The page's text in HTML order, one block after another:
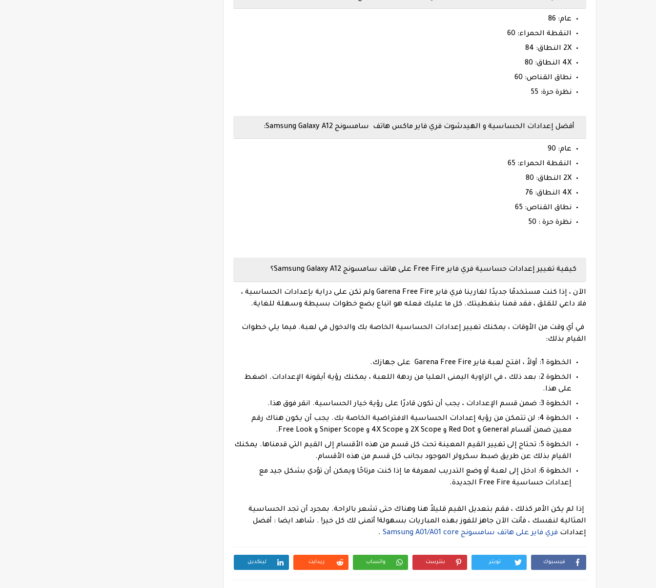
عام: 86
النقطة الحمراء: 60
2X النطاق: 84
4X النطاق: 80
نطاق القناص: 60
نظرة حرة: 55
أفضل إعدادات الحساسية و الهيدشوت فري فاير ماكس هاتف سامسونج Samsung Galaxy A12:
عام: 90
النقطة الحمراء: 65
2X النطاق: 80
4X النطاق: 76
نطاق القناص: 65
نظرة حرة : 50
كيفية تغيير إعدادات حساسية فري فاير Free Fire على هاتف سامسونج Samsung Galaxy A12؟
الآن ، إذا كنت مستخدمًا جديدًا لغارينا فري فاير Garena Free Fire ولم تكن على دراية بإعدادات الحساسية ،
فلا داعي للقلق ، فقد قمنا بتغطيتك. كل ما عليك فعله هو اتباع بضع خطوات بسيطة وسهلة للغاية.
في أي وقت من الأوقات ، يمكنك تغيير إعدادات الحساسية الخاصة بك والدخول في لعبة. فيما يلي خطوات
القيام بذلك:
الخطوة 1: أولاً ، افتح لعبة فاير Garena Free Fire على جهازك.
الخطوة 2: بعد ذلك ، في الزاوية اليمنى العليا من ردهة اللعبة ، يمكنك رؤية أيقونة الإعدادات. اضغط
على هذا.
الخطوة 3: ضمن قسم الإعدادات ، يجب أن تكون قادرًا على رؤية خيار الحساسية. انقر فوق هذا.
الخطوة 4: لن تتمكن من رؤية إعدادات الحساسية الافتراضية الخاصة بك. يجب أن يكون هناك رقم
معين ضمن أقسام General و Red Dot و 2X Scope و 4X Scope و Sniper Scope و Free Look.
الخطوة 5: تحتاج إلى تغيير القيم المعينة تحت كل قسم من هذه الأقسام إلى القيم التي قدمناها. يمكنك
القيام بذلك عن طريق ضبط سكرولر الموجود بجانب كل قسم من هذه الأقسام.
الخطوة 6: ادخل إلى لعبة أو وضع التدريب لمعرفة ما إذا كنت مرتاحًا ويمكن أن تؤدي بشكل جيد مع
إعدادات حساسية Free Fire الجديدة.
إذا لم يكن الأمر كذلك ، فقم بتعديل القيم قليلاً هنا وهناك حتى تشعر بالراحة. بمجرد أن تجد الحساسية
المثالية لنفسك ، فأنت الآن جاهز للفوز بهذه المباريات بسهولة! أتمنى لك كل خير! . شاهد ايضا : أفضل
إعدادات فري فاير على هاتف سامسونج Samsung A01/A01 core .
فيسبوك تويتر بنترست واتساب ريدايت لينكدين